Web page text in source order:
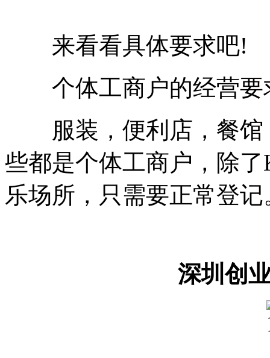
来看看具体要求吧!
个体工商户的经营要
服装，便利店，餐馆
些都是个体工商户，除
乐场所，只需要正常登记
深圳创